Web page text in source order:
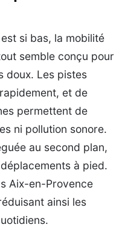
si bas, la mobilité
semble conçu pour
doux. Les pistes
et de
permettent de
ni pollution sonore.
au second plan,
à pied.
Aix-en-Provence
ainsi les